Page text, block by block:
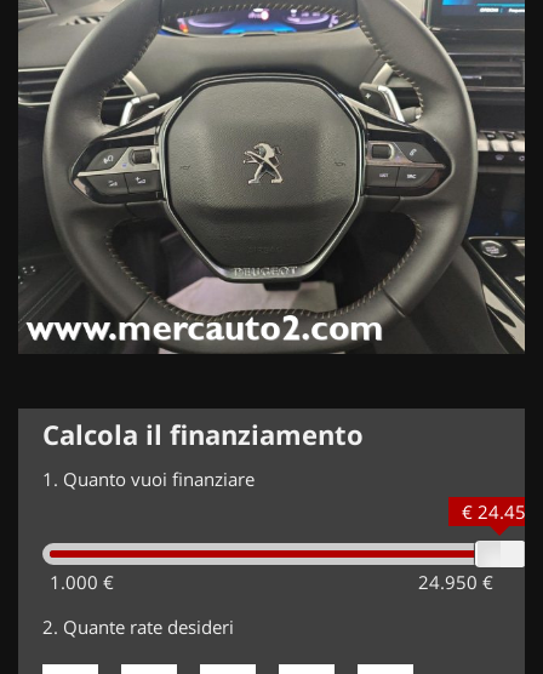
Calcola il finanziamento
1. Quanto vuoi finanziare
1.000 € 24.950 €
€ 24.450
2. Quante rate desideri